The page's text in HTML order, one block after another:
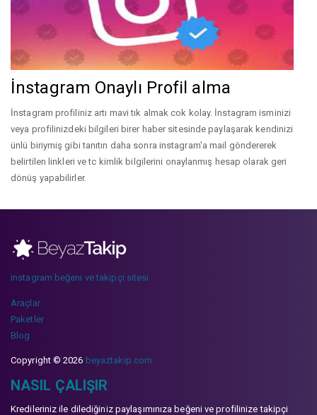
İnstagram Onaylı Profil alma
İnstagram profiliniz artı mavi tık almak cok kolay. İnstagram isminizi
veya profilinizdeki bilgileri birer haber sitesinde paylaşarak kendinizi
ünlü biriymiş gibi tanıtın daha sonra instagram'a mail göndererek
belirtilen linkleri ve tc kimlik bilgilerini onaylanmış hesap olarak geri
dönüş yapabilirler.
instagram beğeni ve takipçi sitesi
Araçlar
Paketler
Blog
Copyright © 2026 beyaztakip.com
NASIL ÇALIŞIR
Kredileriniz ile dilediğiniz paylaşımınıza beğeni ve profilinize takipçi